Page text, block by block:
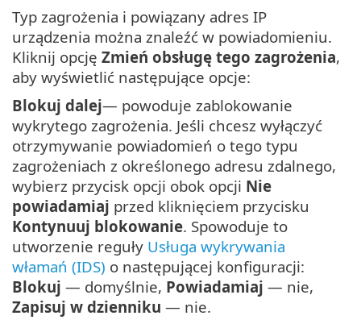
Typ zagrożenia i powiązany adres IP
urządzenia można znaleźć w powiadomieniu.
Kliknij opcję Zmień obsługę tego zagrożenia,
aby wyświetlić następujące opcje:
Blokuj dalej— powoduje zablokowanie
wykrytego zagrożenia. Jeśli chcesz wyłączyć
otrzymywanie powiadomień o tego typu
zagrożeniach z określonego adresu zdalnego,
wybierz przycisk opcji obok opcji Nie
powiadamiaj przed kliknięciem przycisku
Kontynuuj blokowanie. Spowoduje to
utworzenie reguły Usługa wykrywania
włamań (IDS) o następującej konfiguracji:
Blokuj — domyślnie, Powiadamiaj — nie,
Zapisuj w dzienniku — nie.